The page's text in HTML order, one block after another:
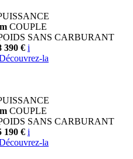
COUPLE
SANS CARBURANT
390 € i
la
COUPLE
SANS CARBURANT
190 € i
la